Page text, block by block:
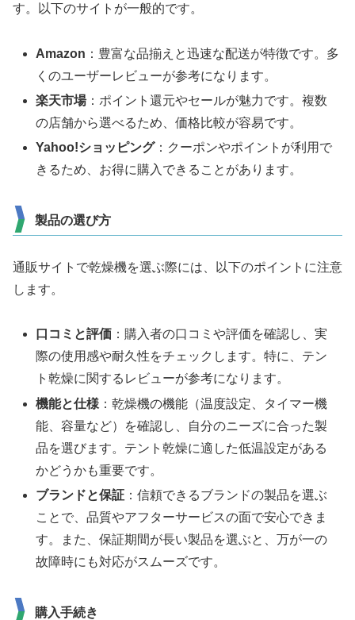
す。以下のサイトが一般的です。
Amazon ：豊富な品揃えと迅速な配送が特徴です。多
くのユーザーレビューが参考になります。
楽天市場：ポイント還元やセールが魅力です。複数
の店舗から選べるため、価格比較が容易です。
Yahoo!ショッピング：クーポンやポイントが利用で
きるため、お得に購入できることがあります。
製品の選び方
通販サイトで乾燥機を選ぶ際には、以下のポイントに注意
します。
口コミと評価 ：購入者の口コミや評価を確認し、実
際の使用感や耐久性をチェックします。特に、テン
ト乾燥に関するレビューが参考になります。
機能と仕様 ：乾燥機の機能（温度設定、タイマー機
能、容量など）を確認し、自分のニーズに合った製
品を選びます。テント乾燥に適した低温設定がある
かどうかも重要です。
ブランドと保証 ：信頼できるブランドの製品を選ぶ
ことで、品質やアフターサービスの面で安心できま
す。また、保証期間が長い製品を選ぶと、万が一の
故障時にも対応がスムーズです。
購入手続き